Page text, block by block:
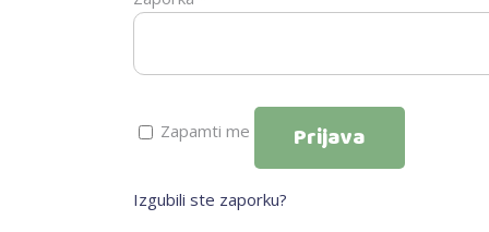
Zapamti me Prijava
Izgubili ste zaporku?